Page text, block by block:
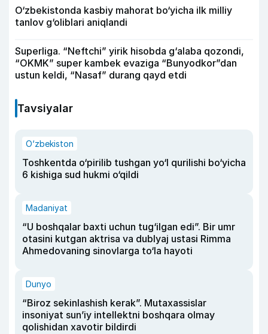
O‘zbekistonda kasbiy mahorat bo‘yicha ilk milliy
tanlov g‘oliblari aniqlandi
Superliga. “Neftchi” yirik hisobda g‘alaba qozondi,
“OKMK” super kambek evaziga “Bunyodkor”dan
ustun keldi, “Nasaf” durang qayd etdi
Tavsiyalar
O‘zbekiston
Toshkentda o‘pirilib tushgan yo‘l qurilishi bo‘yicha
6 kishiga sud hukmi o‘qildi
Madaniyat
“U boshqalar baxti uchun tug‘ilgan edi”. Bir umr
otasini kutgan aktrisa va dublyaj ustasi Rimma
Ahmedovaning sinovlarga to‘la hayoti
Dunyo
“Biroz sekinlashish kerak”. Mutaxassislar
insoniyat sun’iy intellektni boshqara olmay
qolishidan xavotir bildirdi